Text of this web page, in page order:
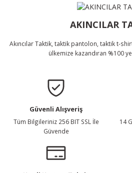
Ürün fiyatı diğer sitelerden daha
Bu ürüne benzer farklı alternatifler
Ürün
AKINCILAR
Akıncılar Taktik, taktik pantolon, taktik t-
ülkemize kazandıran %100
Güvenli Alışveriş
Tüm Bilgileriniz 256 BIT SSL İle
Güvende
14